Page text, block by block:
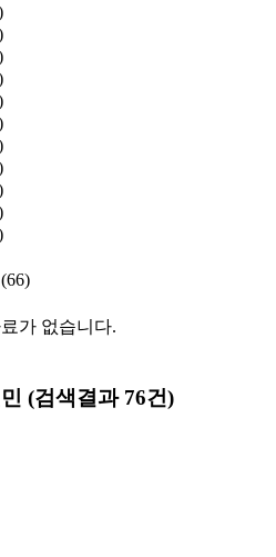
(66)
가 없습니다.
(검색결과 76건)